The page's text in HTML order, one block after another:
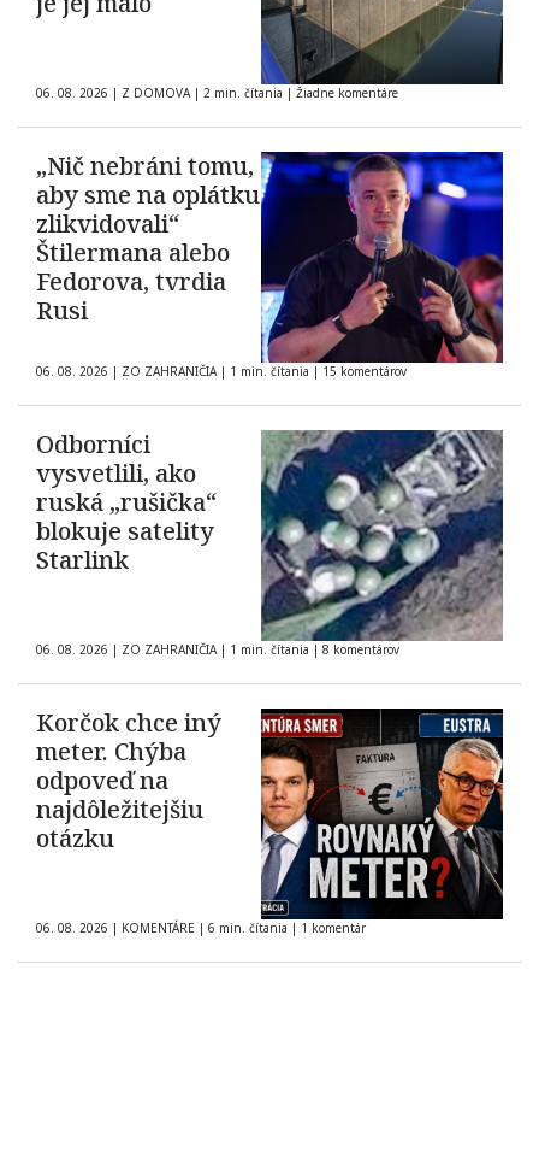
06. 08. 2026 | Z DOMOVA | 2 min. čítania | Žiadne komentáre
„Nič nebráni tomu,
aby sme na oplátku
zlikvidovali“
Štilermana alebo
Fedorova, tvrdia
Rusi
06. 08. 2026 | ZO ZAHRANIČIA | 1 min. čítania | 15 komentárov
Odborníci
vysvetlili, ako
ruská „rušička“
blokuje satelity
Starlink
06. 08. 2026 | ZO ZAHRANIČIA | 1 min. čítania | 8 komentárov
Korčok chce iný
meter. Chýba
odpoveď na
najdôležitejšiu
otázku
06. 08. 2026 | KOMENTÁRE | 6 min. čítania | 1 komentár